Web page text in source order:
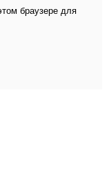
браузере для